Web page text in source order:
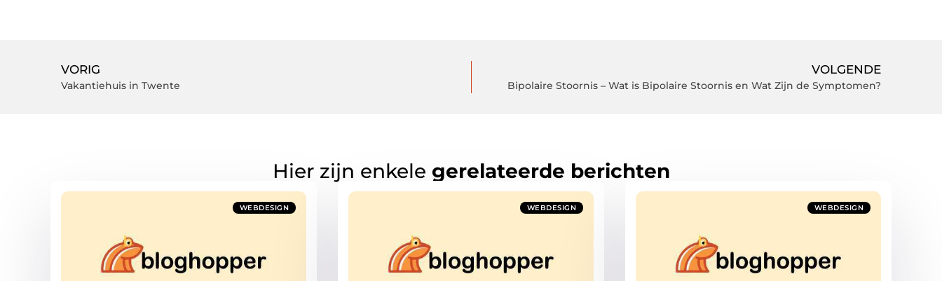
VORIG
Vakantiehuis in Twente
VOLGENDE
Bipolaire Stoornis – Wat is Bipolaire Stoornis en Wat Zijn de Symptomen?
Hier zijn enkele gerelateerde berichten
WEBDESIGN WEBDESIGN WEBDESIGN